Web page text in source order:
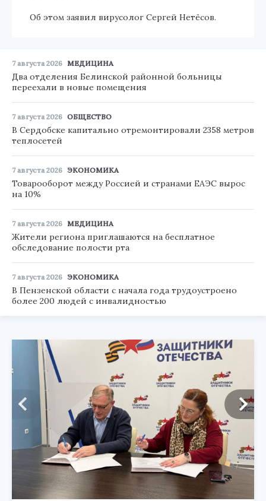
Об этом заявил вирусолог Сергей Нетёсов.
7 августа 2026 МЕДИЦИНА
Два отделения Белинской районной больницы
переехали в новые помещения
7 августа 2026 ОБЩЕСТВО
В Сердобске капитально отремонтировали 2358 метров
теплосетей
7 августа 2026 ЭКОНОМИКА
Товарооборот между Россией и странами ЕАЭС вырос
на 10%
7 августа 2026 МЕДИЦИНА
Жители региона приглашаются на бесплатное
обследование полости рта
7 августа 2026 ЭКОНОМИКА
В Пензенской области с начала года трудоустроено
более 200 людей с инвалидностью